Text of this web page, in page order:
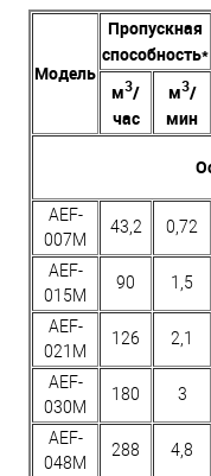
Модель
Пропускная
способность*
м3/
час
м3/
мин
AEF-
007M
43,2 0,72
AEF-
015M
90 1,5
AEF-
021M
126 2,1
AEF-
030M
180 3
AEF-
048M
288 4,8